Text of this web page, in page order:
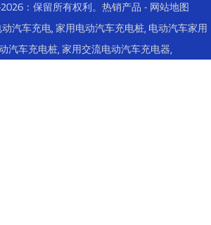
：保留所有权利。 热销产品 - 网站地图
动汽车充电, 家用电动汽车充电桩, 电动汽车家用
汽车充电桩, 家用交流电动汽车充电器,